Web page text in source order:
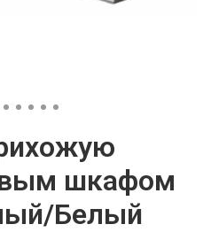
шкафом
Белый